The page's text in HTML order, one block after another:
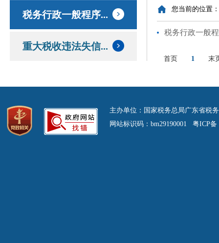
税务行政一般程序...
重大税收违法失信...
您当前的位置
税务行政一般
首页 1 末
主办单位：国家税务总局广东省税
网站标识码：bm29190001 粤ICP